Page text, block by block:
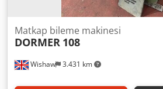
Wishaw 3.431 km
Matkap bileme makinesi
DORMER 108